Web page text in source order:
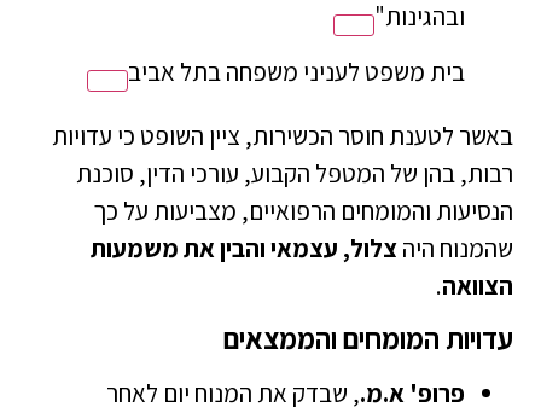
ובהגינות"
בית משפט לעניני משפחה בתל אביב
באשר לטענת חוסר הכשירות, ציין השופט כי עדויות
רבות, בהן של המטפל הקבוע, עורכי הדין, סוכנת
הנסיעות והמומחים הרפואיים, מצביעות על כך
שהמנוח היהצלול, עצמאי והבין את משמעות
הצוואה.
עדויות המומחים והממצאים
פרופ' א.מ., שבדק את המנוח יום לאחר